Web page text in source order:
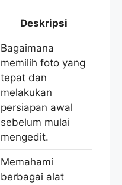
Deskripsi
Bagaimana
memilih foto yang
tepat dan
melakukan
persiapan awal
sebelum mulai
mengedit.
Memahami
berbagai alat